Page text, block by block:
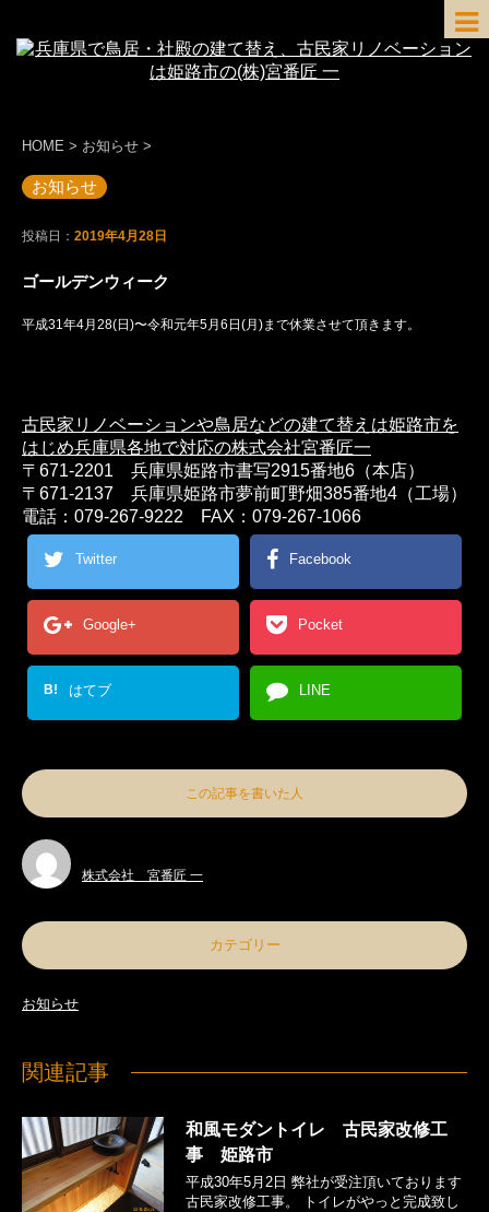
HOME > お知らせ >
お知らせ
投稿日： 2019年4月28日
ゴールデンウィーク
平成31年4月28(日)〜令和元年5月6日(月)まで休業させて頂きます。
古民家リノベーションや鳥居などの建て替えは姫路市を
はじめ兵庫県各地で対応の株式会社宮番匠一
〒671-2201 兵庫県姫路市書写2915番地6（本店）
〒671-2137 兵庫県姫路市夢前町野畑385番地4（工場）
電話：079-267-9222 FAX：079-267-1066
Twitter Facebook
Google+ Pocket
B! はてブ LINE
この記事を書いた人
株式会社 宮番匠 一
カテゴリー
お知らせ
関連記事
和風モダントイレ 古民家改修工
事 姫路市
平成30年5月2日 弊社が受注頂いております
古民家改修工事。 トイレがやっと完成致し